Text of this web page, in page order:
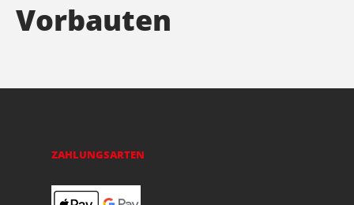
Vorbauten
ZAHLUNGSARTEN